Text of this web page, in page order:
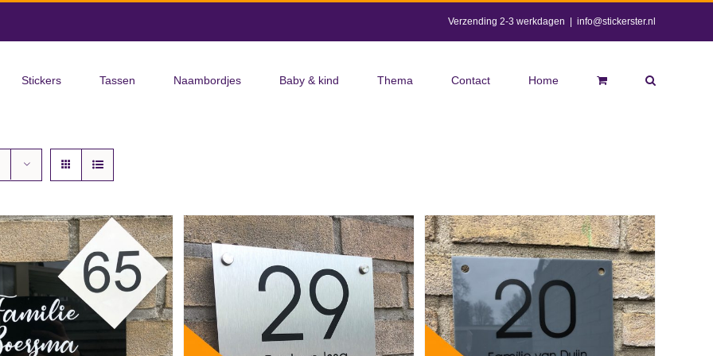
Verzending 2-3 werkdagen info@stickerster.nl
Stickers Tassen Naambordjes Baby & kind Thema Contact Home